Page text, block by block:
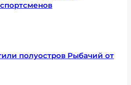
полуостров Рыбачий от